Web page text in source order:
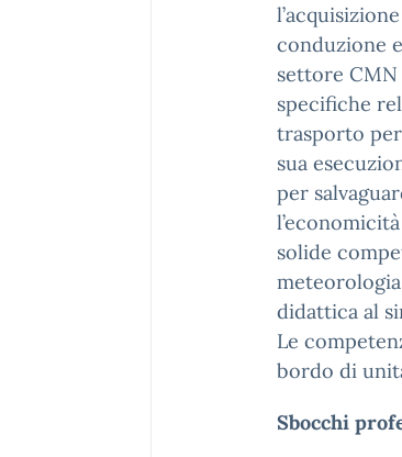
conduzione
settore CMN
specifiche
trasporto
sua
per
solide
didattica al
Le
bordo di
Sbocchi